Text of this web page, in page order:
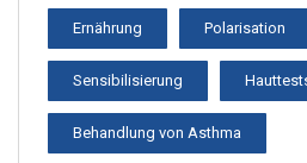
Ernährung Polarisation
Sensibilisierung
Behandlung von Asthma